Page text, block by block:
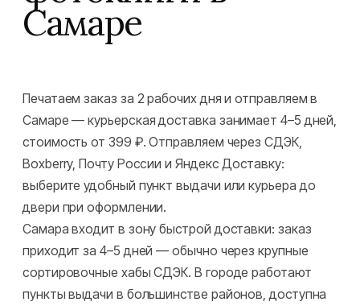
Самаре
Печатаем заказ за 2 рабочих дня и отправляем в
Самаре — курьерская доставка занимает 4–5 дней,
стоимость от 399 ₽. Отправляем через СДЭК,
Boxberry, Почту России и Яндекс Доставку:
выберите удобный пункт выдачи или курьера до
двери при оформлении.
Самара входит в зону быстрой доставки: заказ
приходит за 4–5 дней — обычно через крупные
сортировочные хабы СДЭК. В городе работают
пункты выдачи в большинстве районов, доступна